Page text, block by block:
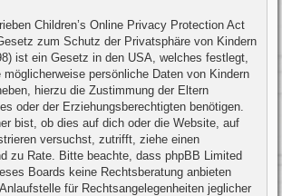
Children’s Online Privacy Protection Act
zum Schutz der Privatsphäre von Kindern
ist ein Gesetz in den USA, welches festlegt,
persönliche Daten von Kindern
hierzu die Zustimmung der Eltern
oder der Erziehungsberechtigten benötigen.
bist, ob dies auf dich oder die Website, auf
versuchst, zutrifft, ziehe einen
zu Rate. Bitte beachte, dass phpBB Limited
Boards keine Rechtsberatung anbieten
für Rechtsangelegenheiten jeglicher